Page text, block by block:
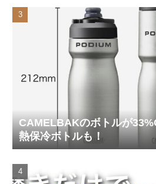
CAMELBAKのボトルが
熱保冷ボトルも！